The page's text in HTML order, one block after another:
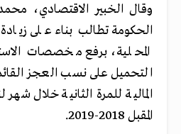
وقال الخبير الاقتصادي،
الحكومة تطالب بناء على
المحلية، برفع مخصصات
التحميل على نسب العجز
المقبل 2018-2019.